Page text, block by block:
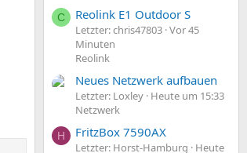
C Reolink E1 Outdoor S
Letzter: chris47803 Vor 45
Minuten
Reolink
Neues Netzwerk aufbauen
Letzter: Loxley Heute um 15:33
Netzwerk
H FritzBox 7590AX
Letzter: Horst-Hamburg
Heute